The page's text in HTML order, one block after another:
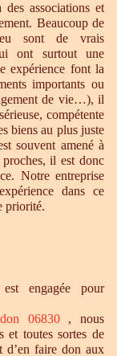
associations et
Beaucoup de
sont de vrais
ont surtout une
expérience font la
importants ou
de vie…), il
compétente
biens au plus juste
souvent amené à
il est donc
Notre entreprise
dans ce
priorité.
engagée pour
06830 , nous
et toutes sortes de
d’en faire don aux